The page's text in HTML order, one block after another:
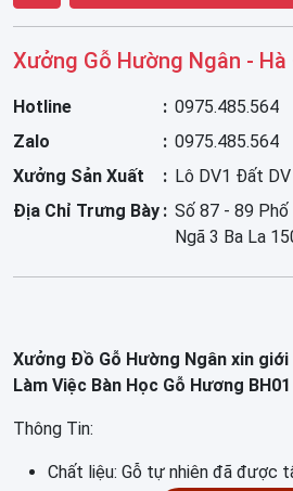
Xưởng Gỗ Hường Ngân -
Hotline
0975.485.564
Zalo
0975.485.564
Xưởng Sản Xuất
Lô DV1 Đất
Địa Chỉ Trưng Bày
Số 87 - 89 Phố
Ngã 3 Ba La
Xưởng Đồ Gỗ Hường Ngân xin
Làm Việc Bàn Học Gỗ Hương BH01
Thông Tin:
Chất liệu: Gỗ tự nhiên đã được